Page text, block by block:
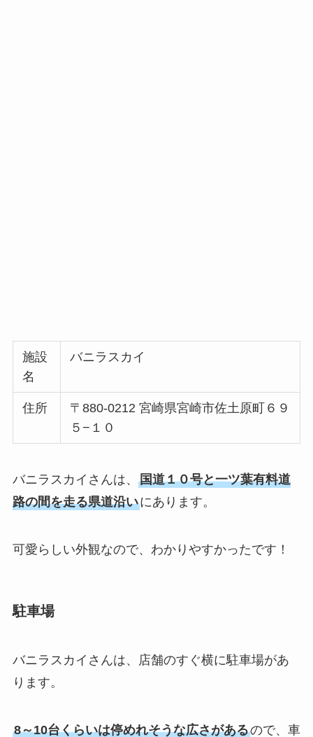
施設
名
バニラスカイ
住所
〒880-0212 宮崎県宮崎市佐土原町６９
５−１０
バニラスカイさんは、 国道１０号と一ツ葉有料道
路の間を走る県道沿いにあります。
可愛らしい外観なので、わかりやすかったです！
駐車場
バニラスカイさんは、店舗のすぐ横に駐車場があ
ります。
8～10台くらいは停めれそうな広さがあるので、車